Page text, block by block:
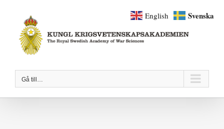
innehållet
Gå till…
English Svenska